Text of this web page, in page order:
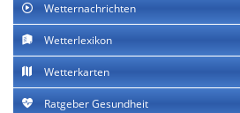
Wetternachrichten
Wetterlexikon
Wetterkarten
Ratgeber Gesundheit